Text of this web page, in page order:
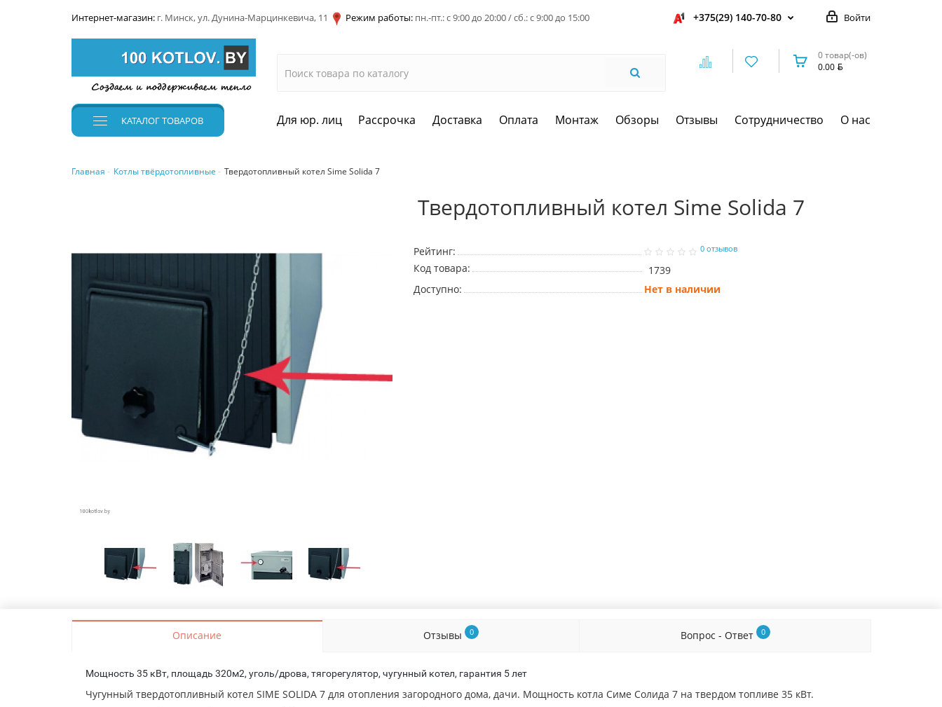
Интернет-магазин: г. Минск, ул. Дунина-Марцинкевича, 11 Режим работы: пн.-пт.: с 9:00 до 20:00 / сб.: с 9:00 до 15:00 Войти
+375(29) 140-70-80
0 товар(-ов)
0.00
КАТАЛОГТОВАРОВ Для юр. лиц Рассрочка Доставка Оплата Монтаж Обзоры Отзывы Сотрудничество О нас
Главная Котлы твёрдотопливные Твердотопливный котел Sime Solida 7
Твердотопливный котел Sime Solida 7
Рейтинг: 0 отзывов
Код товара:
1739
Доступно:
Нет в наличии
Описание Отзывы 0 Вопрос - Ответ 0
Мощность 35 кВт, площадь 320м2, уголь/дрова, тягорегулятор, чугунный котел, гарантия 5 лет
Чугунный твердотопливный котел SIME SOLIDA 7 для отопления загородного дома, дачи. Мощность котла Симе Солида 7 на твердом топливе 35 кВт.